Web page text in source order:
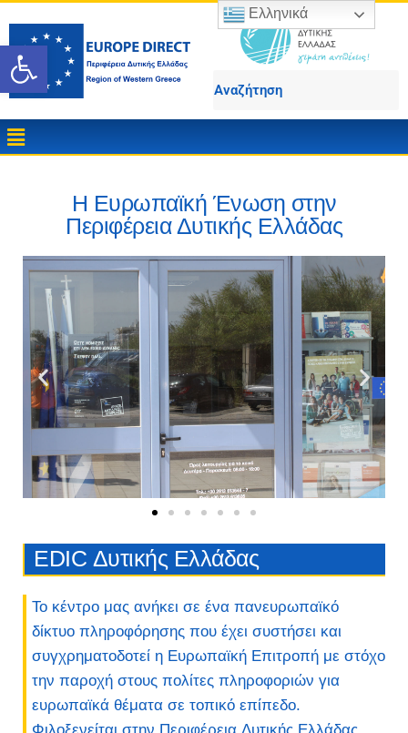
Ανοίξτε τη γραμμή
Η Ευρωπαϊκή Ένωση στην
Περιφέρεια Δυτικής Ελλάδας
EDIC Δυτικής Ελλάδας
Το κέντρο μας ανήκει σε ένα πανευρωπαϊκό
δίκτυο πληροφόρησης που έχει συστήσει και
συγχρηματοδοτεί η Ευρωπαϊκή Επιτροπή με στόχο
την παροχή στους πολίτες πληροφοριών για
ευρωπαϊκά θέματα σε τοπικό επίπεδο.
Ελληνικά